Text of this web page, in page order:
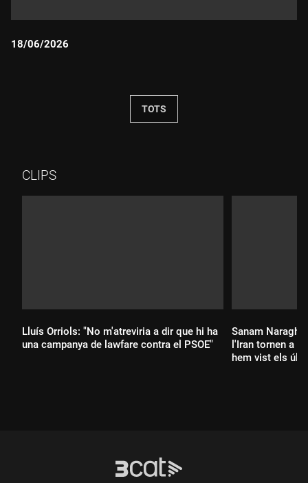
18/06/2026
TOTS
CLIPS
Lluís Orriols: "No m'atreviria a dir que hi ha
una campanya de lawfare contra el PSOE"
Sanam
l'Iran tornen a
hem vist els